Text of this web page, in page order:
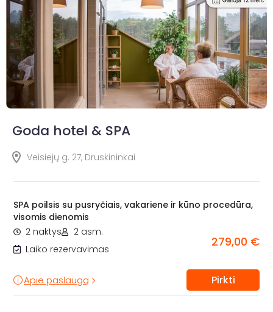
Goda hotel & SPA
Veisiejų g. 27, Druskininkai
SPA poilsis su pusryčiais, vakariene ir kūno procedūra,
visomis dienomis
2 naktys
2 asm.
Laiko rezervavimas
279,00 €
Apie paslaugą Pirkti